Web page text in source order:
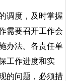
度，及时掌握
需要召开工作会
办法。各责任单
工作进度和实
的问题，必须措